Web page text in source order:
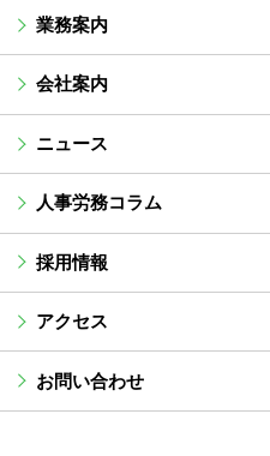
業務案内
会社案内
ニュース
人事労務コラム
採用情報
アクセス
お問い合わせ